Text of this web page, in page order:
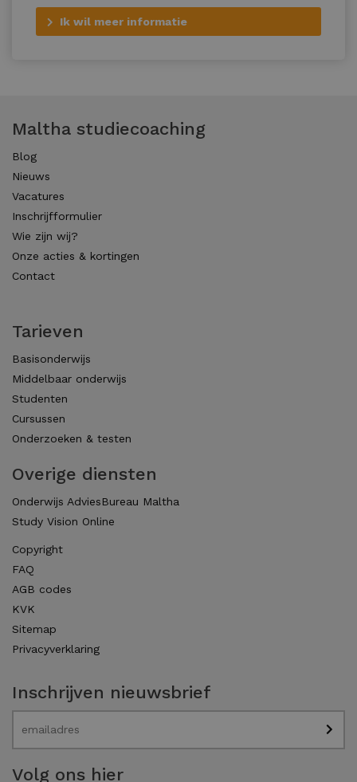
Ik wil meer informatie
Maltha studiecoaching
Blog
Nieuws
Vacatures
Inschrijfformulier
Wie zijn wij?
Onze acties & kortingen
Contact
Tarieven
Basisonderwijs
Middelbaar onderwijs
Studenten
Cursussen
Onderzoeken & testen
Overige diensten
Onderwijs AdviesBureau Maltha
Study Vision Online
Copyright
FAQ
AGB codes
KVK
Sitemap
Privacyverklaring
Inschrijven nieuwsbrief
Volg ons hier